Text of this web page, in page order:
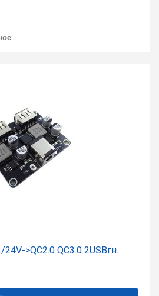
>QC2.0 QC3.0 2USBгн.